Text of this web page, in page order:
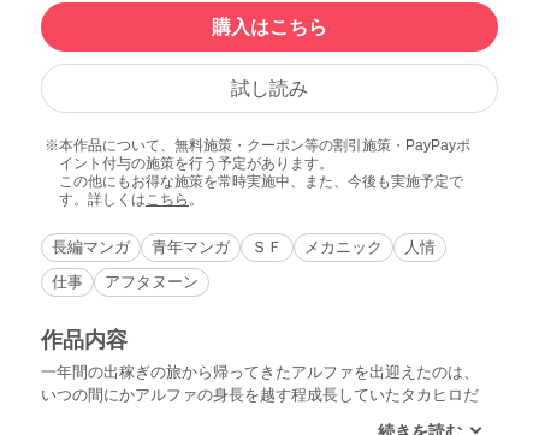
購入はこちら
試し読み
本作品について、無料施策・クーポン等の割引施策・PayPayポ
イント付与の施策を行う予定があります。
この他にもお得な施策を常時実施中、また、今後も実施予定で
す。詳しくは こちら 。
長編マンガ 青年マンガ ＳＦ メカニック
人情
仕事
アフタヌーン
作品内容
一年間の出稼ぎの旅から帰ってきたアルファを出迎えたのは、
いつの間にかアルファの身長を越す程成長していたタカヒロだ